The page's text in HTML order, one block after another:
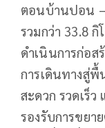
ตอนบ้านปอน –
รวมกว่า 33.8 กิ
ดำเนินการก่อส
การเดินทางสู่
สะดวก รวดเร็
รองรับการขยา